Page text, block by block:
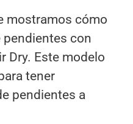
mostramos cómo
pendientes con
Dry. Este modelo
tener
pendientes a